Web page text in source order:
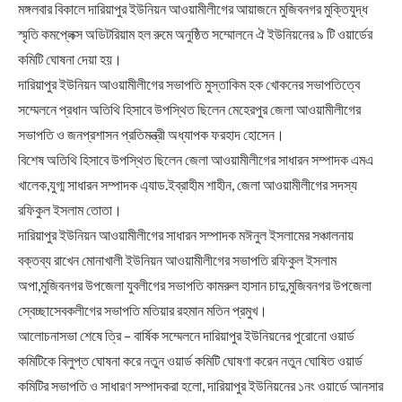
মঙ্গলবার বিকালে দারিয়াপুর ইউনিয়ন আওয়ামীলীগের আয়াজনে মুজিবনগর মুক্তিযুদ্ধ
স্মৃতি কমপ্লেক্স অডিটরিয়াম হল রুমে অনুষ্ঠিত সম্মোলনে ঐ ইউনিয়নের ৯ টি ওয়ার্ডের
কমিটি ঘোষনা দেয়া হয়।
দারিয়াপুর ইউনিয়ন আওয়ামীলীগের সভাপতি মুস্তাকিম হক খোকনের সভাপতিত্বে
সম্মেলনে প্রধান অতিথি হিসাবে উপস্থিত ছিলেন মেহেরপুর জেলা আওয়ামীলীগের
সভাপতি ও জনপ্রশাসন প্রতিমন্ত্রী অধ্যাপক ফরহাদ হোসেন।
বিশেষ অতিথি হিসাবে উপস্থিত ছিলেন জেলা আওয়ামীলীগের সাধারন সম্পাদক এমএ
খালেক,যুগ্ম সাধারন সম্পাদক এ্যাড.ইব্রাহীম শাহীন, জেলা আওয়ামীলীগের সদস্য
রফিকুল ইসলাম তোতা।
দারিয়াপুর ইউনিয়ন আওয়ামীলীগের সাধারন সম্পাদক মঈনুল ইসলামের সঞ্চালনায়
বক্তব্য রাখেন মোনাখালী ইউনিয়ন আওয়ামীলীগের সভাপতি রফিকুল ইসলাম
অপা,মুজিবনগর উপজেলা যুবলীগের সভাপতি কামরুল হাসান চাদু,মুজিবনগর উপজেলা
স্বেচ্ছাসেবকলীগের সভাপতি মতিয়ার রহমান মতিন প্রমুখ।
আলোচনাসভা শেষে ত্রি – বার্ষিক সম্মেলনে দারিয়াপুর ইউনিয়নের পুরোনো ওয়ার্ড
কমিটিকে বিলুপ্ত ঘোষনা করে নতুন ওয়ার্ড কমিটি ঘোষণা করেন নতুন ঘোষিত ওয়ার্ড
কমিটির সভাপতি ও সাধারণ সম্পাদকরা হলো, দারিয়াপুর ইউনিয়নের ১নং ওয়ার্ডে আনসার